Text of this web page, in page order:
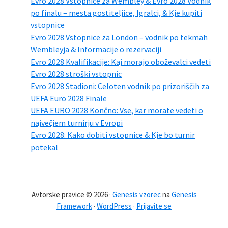
po finalu – mesta gostiteljice, Igralci, & Kje kupiti
vstopnice
Evro 2028 Vstopnice za London – vodnik po tekmah
Wembleyja & Informacije o rezervaciji
Evro 2028 Kvalifikacije: Kaj morajo oboževalci vedeti
Evro 2028 stroški vstopnic
Evro 2028 Stadioni: Celoten vodnik po prizoriščih za
UEFA Euro 2028 Finale
UEFA EURO 2028 Končno: Vse, kar morate vedeti o
največjem turnirju v Evropi
Evro 2028: Kako dobiti vstopnice & Kje bo turnir
potekal
Avtorske pravice © 2026 · Genesis vzorecna Genesis
Framework · WordPress · Prijavite se